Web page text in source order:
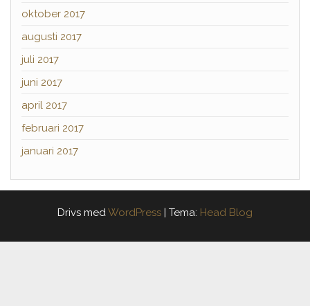
oktober 2017
augusti 2017
juli 2017
juni 2017
april 2017
februari 2017
januari 2017
Drivs medWordPress | Tema: Head Blog